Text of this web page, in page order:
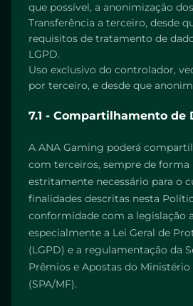
que possível, a anonimização
Transferência a terceiro, desde
requisitos de tratamento de
LGPD.
Uso exclusivo do controlador,
por terceiro, e desde que
7.1 - Compartilhamento de
A ANA Gaming poderá
com terceiros, sempre de forma
estritamente necessário para o
finalidades descritas nesta
conformidade com a legislação
especialmente a Lei Geral de
(LGPD) e a regulamentação da
Prêmios e Apostas do Ministério
(SPA/MF).